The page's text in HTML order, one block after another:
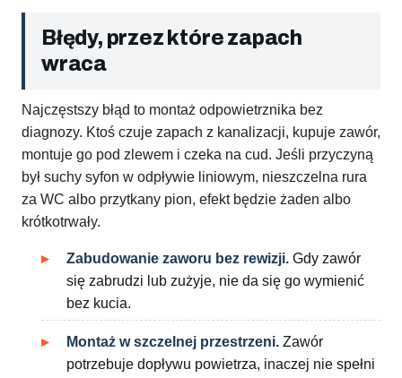
Błędy, przez które zapach
wraca
Najczęstszy błąd to montaż odpowietrznika bez
diagnozy. Ktoś czuje zapach z kanalizacji, kupuje zawór,
montuje go pod zlewem i czeka na cud. Jeśli przyczyną
był suchy syfon w odpływie liniowym, nieszczelna rura
za WC albo przytkany pion, efekt będzie żaden albo
krótkotrwały.
Zabudowanie zaworu bez rewizji. Gdy zawór
się zabrudzi lub zużyje, nie da się go wymienić
bez kucia.
Montaż w szczelnej przestrzeni. Zawór
potrzebuje dopływu powietrza, inaczej nie spełni